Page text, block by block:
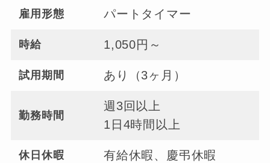
雇用形態 パートタイマー
時給 1,050円～
試用期間 あり（3ヶ月）
勤務時間
週3回以上
1日4時間以上
休日休暇 有給休暇、慶弔休暇